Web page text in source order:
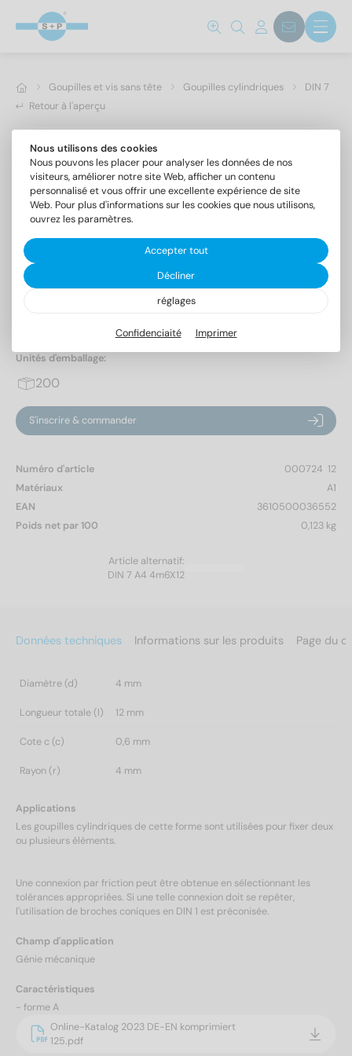
Goupilles et vis sans tête Goupilles cylindriques DIN 7
Retour à l'aperçu
DIN 7 1.4305 4m6X12
Goupilles cylindriques forme A, tolérance m6
Unités d'emballage:
200
S'inscrire & commander
Numéro d'article
000724  12
Matériaux
A1
EAN
3610500036552
Poids net par 100
0,123 kg
Article alternatif:
DIN 7 A4 4m6X12
Données techniques Informations sur les produits Page du
Diamètre (d) 4 mm
Longueur totale (l) 12 mm
Cote c (c) 0,6 mm
Rayon (r) 4 mm
Applications
Les goupilles cylindriques de cette forme sont utilisées pour fixer deux
ou plusieurs éléments.
Une connexion par friction peut être obtenue en sélectionnant les
tolérances appropriées. Si une telle connexion doit se repéter,
l'utilisation de broches coniques en DIN 1 est préconisée.
Champ d'application
Génie mécanique
Caractéristiques
- forme A
Online-Katalog 2023 DE-EN komprimiert
125.pdf
Nous utilisons des cookies
Nous pouvons les placer pour analyser les données de nos
visiteurs, améliorer notre site Web, afficher un contenu
personnalisé et vous offrir une excellente expérience de site
Web. Pour plus d'informations sur les cookies que nous utilisons,
ouvrez les paramètres.
Accepter tout
Décliner
réglages
Confidenciaité Imprimer